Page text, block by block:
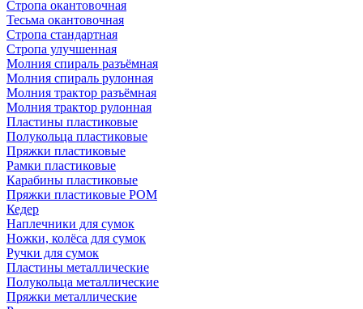
Стропа окантовочная
Тесьма окантовочная
Стропа стандартная
Стропа улучшенная
Молния спираль разъёмная
Молния спираль рулонная
Молния трактор разъёмная
Молния трактор рулонная
Пластины пластиковые
Полукольца пластиковые
Пряжки пластиковые
Рамки пластиковые
Карабины пластиковые
Пряжки пластиковые РОМ
Кедер
Наплечники для сумок
Ножки, колёса для сумок
Ручки для сумок
Пластины металлические
Полукольца металлические
Пряжки металлические